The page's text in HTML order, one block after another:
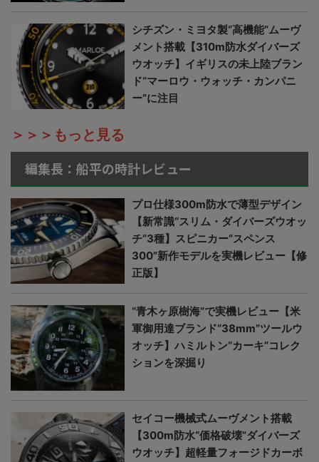
シチズン・ミヨタ製“高機能”ムーヴ
メント搭載【310m防水ダイバーズ
ウオッチ】イギリスの未上陸ブラン
ド“マーロウ・ウォッチ・カンパニ
ー”に注目
＞＞＞もっと見る
編集長：船平の時計レビュー
プロ仕様300m防水で薄型デザイン
【新常識“スリム・ダイバーズウオッ
チ”3種】スピニカー“スペンス
300”新作モデルを実機レビュー【修
正版】
“青木ヶ原樹海”で実機レビュー【米
軍御用達ブランド“38mm”ツールウ
オッチ】ハミルトン“カーキ”コレク
ションを深掘り
セイコー機械式ムーヴメント搭載
【300m防水“価格破壊”ダイバーズ
ウオッチ】超軽量フォージドカーボ